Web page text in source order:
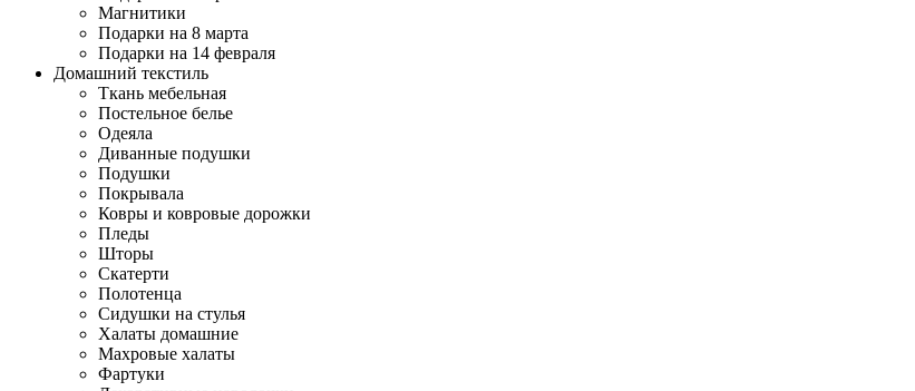
Магнитики
Подарки на 8 марта
Подарки на 14 февраля
Домашний текстиль
Ткань мебельная
Постельное белье
Одеяла
Диванные подушки
Подушки
Покрывала
Ковры и ковровые дорожки
Пледы
Шторы
Скатерти
Полотенца
Сидушки на стулья
Халаты домашние
Махровые халаты
Фартуки